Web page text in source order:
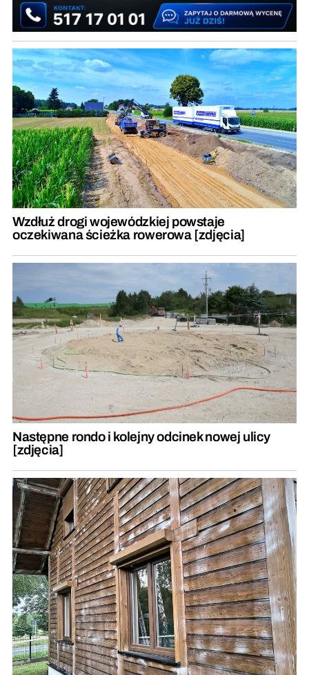
Wzdłuż drogi wojewódzkiej powstaje
oczekiwana ścieżka rowerowa [zdjęcia]
Następne rondo i kolejny odcinek nowej ulicy
[zdjęcia]